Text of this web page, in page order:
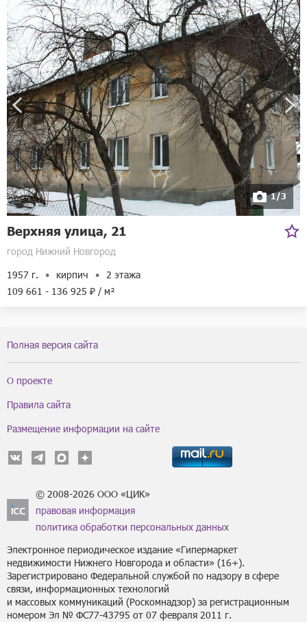
1/3
Верхняя улица, 21
город Нижний Новгород
1957 г.
кирпич
2 этажа
109 661 - 136 925 ₽ / м²
Полная версия сайта
О проекте
Правила сайта
Размещение информации на сайте
© 2008-2026 ООО «ЦИК»
правовая информация
политика обработки персональных данных
Электронное периодическое издание «Гипермаркет
недвижимости Нижнего Новгорода и области» (16+).
Зарегистрировано Федеральной службой по надзору в сфере
связи, информационных технологий
и массовых коммуникаций (Роскомнадзор) за регистрационным
номером Эл № ФС77-43795 от 07 февраля 2011 г.